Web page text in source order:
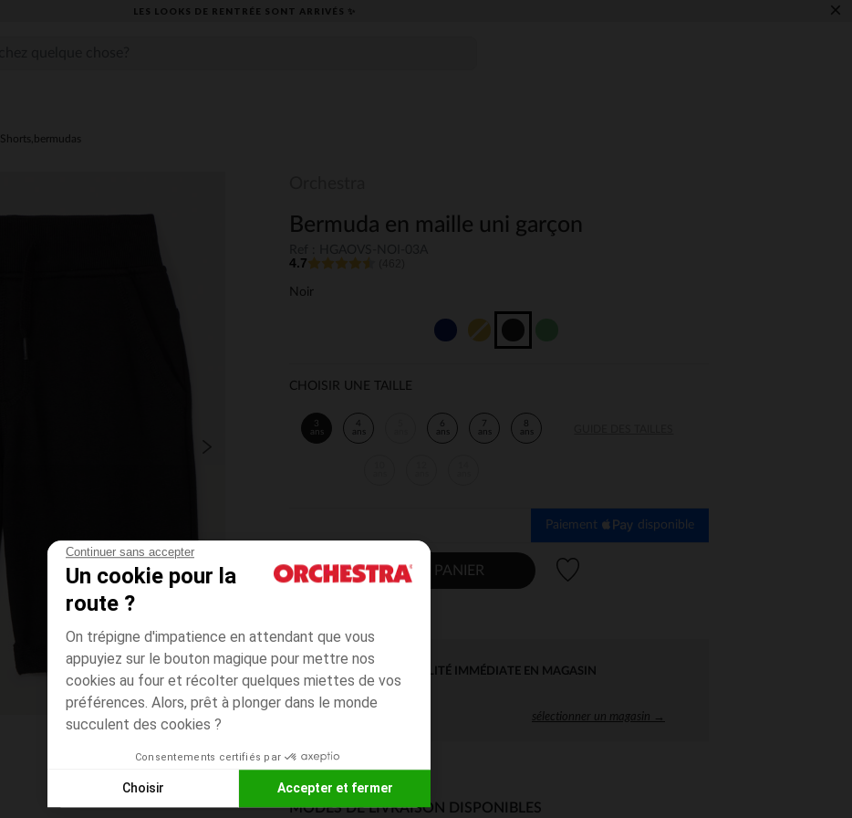
Continuer sans accepter
Un cookie pour la
route ?
On trépigne d'impatience en attendant que vous
appuyiez sur le bouton magique pour mettre nos
cookies au four et récolter quelques miettes de vos
préférences. Alors, prêt à plonger dans le monde
succulent des cookies ?
Consentements certifiés par
Choisir Accepter et fermer
LES LOOKS DE RENTRÉE SONT ARRIVÉS ✨ ×
Shorts,bermudas
Bermuda en maille uni garçon
4.7
Noir
CHOISIR UNE TAILLE
3
ans
4
ans
6
ans
7
ans
8
ans
Paiement disponible
AJOUTER AU PANIER
DISPONIBILITÉ IMMÉDIATE EN MAGASIN
sélectionner un magasin →
MODES DE LIVRAISON DISPONIBLES